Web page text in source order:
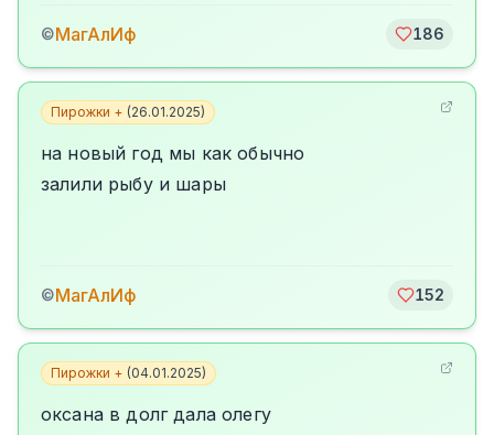
©МагАлИф 186
Пирожки + (26.01.2025)
на новый год мы как обычно
залили рыбу и шары
©МагАлИф 152
Пирожки + (04.01.2025)
оксана в долг дала олегу